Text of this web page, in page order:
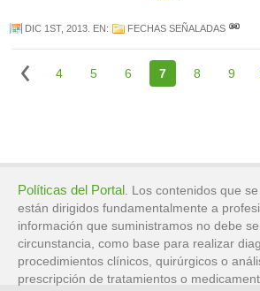
DIC 1ST, 2013 . EN: FECHAS SEÑALADAS
4 5 6 7 8 9
Políticas del Portal. Los contenidos que
están dirigidos fundamentalmente a
información que suministramos no debe
circunstancia, como base para realizar
procedimientos clínicos, quirúrgicos o
prescripción de tratamientos o